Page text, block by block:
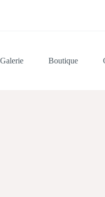
Galerie Boutique